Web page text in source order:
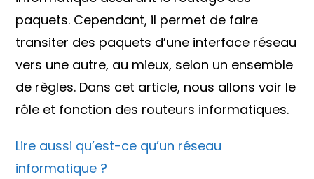
paquets. Cependant, il permet de faire
transiter des paquets d’une interface réseau
vers une autre, au mieux, selon un ensemble
de règles. Dans cet article, nous allons voir le
rôle et fonction des routeurs informatiques.
Lire aussi qu’est-ce qu’un réseau
informatique ?